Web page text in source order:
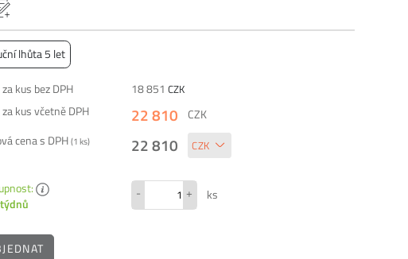
lhůta 5 let
kus bez DPH 18 851 CZK
za kus včetně DPH
22 810
CZK
cena s DPH(1ks) 22 810
- + ks